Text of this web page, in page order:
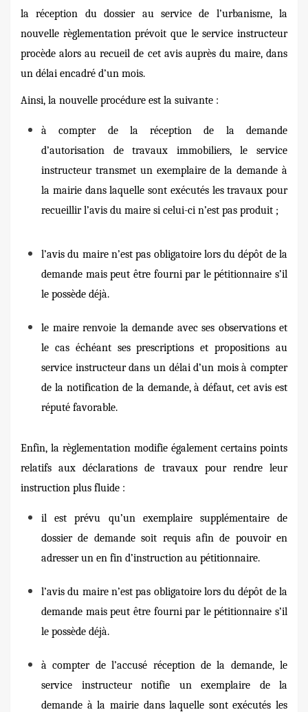
la réception du dossier au service de l’urbanisme, la
nouvelle règlementation prévoit que le service instructeur
procède alors au recueil de cet avis auprès du maire, dans
un délai encadré d’un mois.
Ainsi, la nouvelle procédure est la suivante :
à compter de la réception de la demande
d’autorisation de travaux immobiliers, le service
instructeur transmet un exemplaire de la demande à
la mairie dans laquelle sont exécutés les travaux pour
recueillir l’avis du maire si celui-ci n’est pas produit ;
l’avis du maire n’est pas obligatoire lors du dépôt de la
demande mais peut être fourni par le pétitionnaire s’il
le possède déjà.
le maire renvoie la demande avec ses observations et
le cas échéant ses prescriptions et propositions au
service instructeur dans un délai d’un mois à compter
de la notification de la demande, à défaut, cet avis est
réputé favorable.
Enfin, la règlementation modifie également certains points
relatifs aux déclarations de travaux pour rendre leur
instruction plus fluide :
il est prévu qu’un exemplaire supplémentaire de
dossier de demande soit requis afin de pouvoir en
adresser un en fin d’instruction au pétitionnaire.
l’avis du maire n’est pas obligatoire lors du dépôt de la
demande mais peut être fourni par le pétitionnaire s’il
le possède déjà.
à compter de l’accusé réception de la demande, le
service instructeur notifie un exemplaire de la
demande à la mairie dans laquelle sont exécutés les